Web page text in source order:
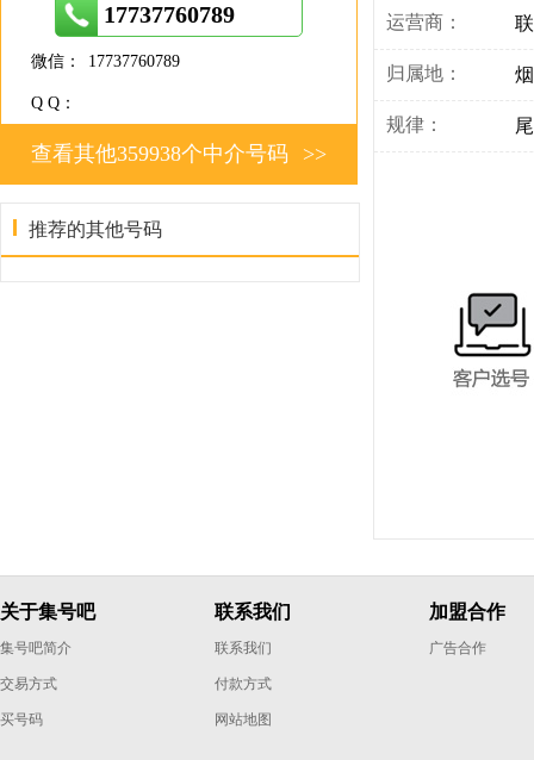
运营商：
归属地：
规律：
17737760789
微信： 17737760789
Q Q：
>>
查看其他359938个中介号码
推荐的其他号码
关于集号吧
集号吧简介
交易方式
买号码
联系我们
联系我们
付款方式
网站地图
加盟合作
广告合作